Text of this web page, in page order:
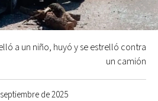
de 2025
a un niño, huyó y se estrelló contra
un camión